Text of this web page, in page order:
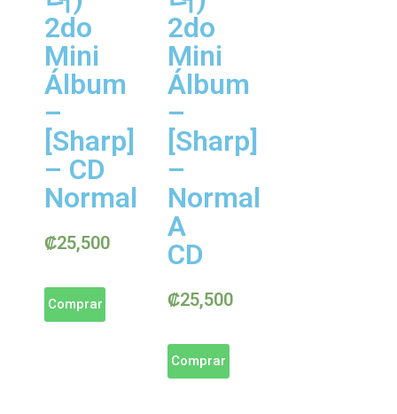
2do
Mini
Álbum
–
[Sharp]
– CD
Normal
₡25,500
Comprar
2do
Mini
Álbum
–
[Sharp]
–
Normal
A
CD
₡25,500
Comprar